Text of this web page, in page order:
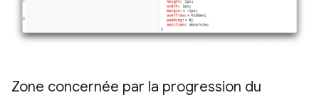
Zone concernée par la progression du